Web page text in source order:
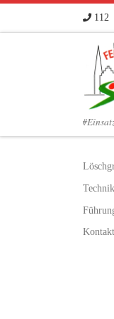
Zum Inhalt springen
112
Technik
Kontakt